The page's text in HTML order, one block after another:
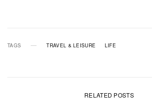
TAGS TRAVEL & LEISURE LIFE
RELATED POSTS